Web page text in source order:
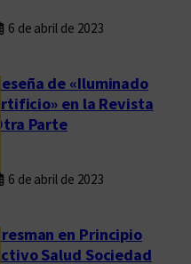
6 de abril de 2023
Reseña de «Iluminado
artificio» en la Revista
Otra Parte
6 de abril de 2023
Presman en Principio
Activo Salud Sociedad